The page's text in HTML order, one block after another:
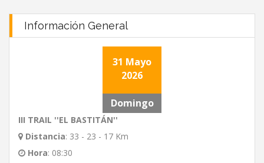
Información General
31 Mayo
2026
Domingo
III TRAIL ''EL BASTITÁN''
Distancia: 33 - 23 - 17 Km
Hora: 08:30